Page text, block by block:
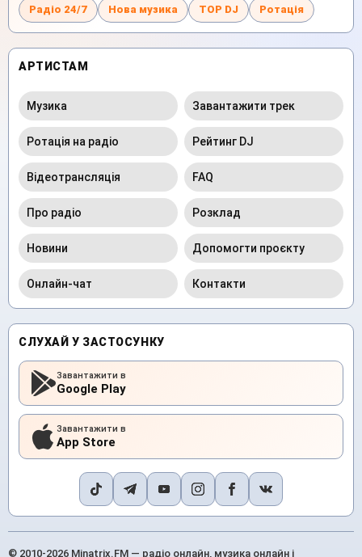
Радіо 24/7 Нова музика TOP DJ Ротація
АРТИСТАМ
Музика Завантажити трек
Ротація на радіо Рейтинг DJ
Відеотрансляція FAQ
Про радіо Розклад
Новини Допомогти проєкту
Онлайн-чат Контакти
СЛУХАЙ У ЗАСТОСУНКУ
Завантажити в
Google Play
Завантажити в
App Store
© 2010-2026 Minatrix.FM — радіо онлайн, музика онлайн і